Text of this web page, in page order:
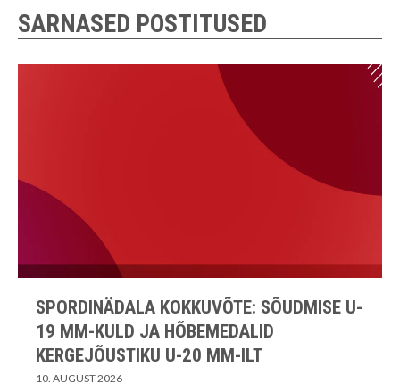
SARNASED POSTITUSED
SPORDINÄDALA KOKKUVÕTE: SÕUDMISE U-
19 MM-KULD JA HÕBEMEDALID
KERGEJÕUSTIKU U-20 MM-ILT
10. AUGUST 2026